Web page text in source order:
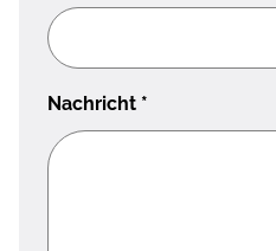
Nachricht *